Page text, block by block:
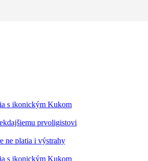
s ikonickým Kukom
prvoligistovi
ne platia i výstrahy
s ikonickým Kukom